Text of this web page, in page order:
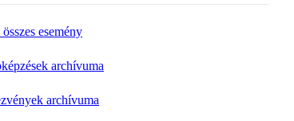
esemény
archívuma
archívuma